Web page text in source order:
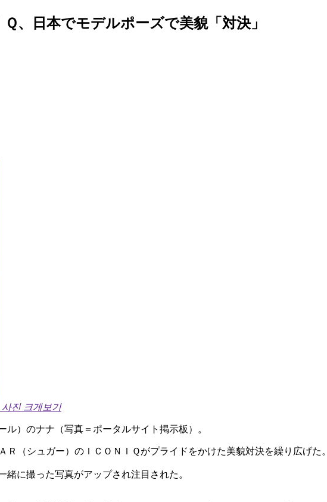
、日本でモデルポーズで美貌「対決」
사진 크게보기
）のナナ（写真＝ポータルサイト掲示板）。
（シュガー）のＩＣＯＮＩＱがプライドをかけた美貌対決を繰り広げた。
に撮った写真がアップされ注目された。